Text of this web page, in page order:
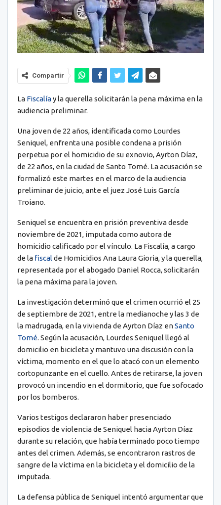
Compartir
La Fiscalíay la querella solicitarán la pena máxima en la
audiencia preliminar.
Una joven de 22 años, identificada como Lourdes
Seniquel, enfrenta una posible condena a prisión
perpetua por el homicidio de su exnovio, Ayrton Díaz,
de 22 años, en la ciudad de Santo Tomé. La acusación se
formalizó este martes en el marco de la audiencia
preliminar de juicio, ante el juez José Luis García
Troiano.
Seniquel se encuentra en prisión preventiva desde
noviembre de 2021, imputada como autora de
homicidio calificado por el vínculo. La Fiscalía, a cargo
de la fiscal de Homicidios Ana Laura Gioria, y la querella,
representada por el abogado Daniel Rocca, solicitarán
la pena máxima para la joven.
La investigación determinó que el crimen ocurrió el 25
de septiembre de 2021, entre la medianoche y las 3 de
la madrugada, en la vivienda de Ayrton Díaz enSanto
Tomé. Según la acusación, Lourdes Seniquel llegó al
domicilio en bicicleta y mantuvo una discusión con la
víctima, momento en el que lo atacó con un elemento
cortopunzante en el cuello. Antes de retirarse, la joven
provocó un incendio en el dormitorio, que fue sofocado
por los bomberos.
Varios testigos declararon haber presenciado
episodios de violencia de Seniquel hacia Ayrton Díaz
durante su relación, que había terminado poco tiempo
antes del crimen. Además, se encontraron rastros de
sangre de la víctima en la bicicleta y el domicilio de la
imputada.
La defensa pública de Seniquel intentó argumentar que